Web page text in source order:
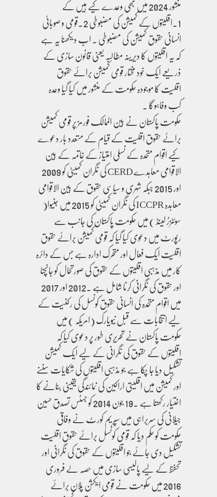
منشور 2024 میں بھی وعدے کیے ہیں کے
1.اقلیتوں کے کمیشن کی مضبوطی 2.قومی و صوبائی
انسانی حقوق کمیشن کی مضبوطی ۔ اب دیکھنا یہ ہے
کہ یہ اقلیتوں کا دیرینہ مطالبہ یعنی قانون سازی کے
ذریعے ایک خود مختار قومی کمیشن برائے حقوق
اقلیت کا موجودہ حکومت کے منشور میں کیا گیا وعدہ
کب وفاہوگا ۔
حکومت پاکستان نے بین الممالک فورمز پر قومی کمیشن
برائے حقوق اقلیت کے قیام کے متعدد بار دعوے
کیے اقوام متحدہ کے نسلی امتیاز کے خاتمہ کے بین
الاقوامی معاہدے CERD کی نگران کمیٹی کو 2009
اور 2015 جبکہ شہری و سیاسی حقوق کے بین الاقوامی
معاہدہ ICCPR کی نگران کمیٹی کو 2015 میں جنیوا(
سوئٹزڑ لینڈ ) میں حکومت پاکستان کی جانب سے
رپورٹ میں دعوی کیا گیا کہ قومی کمیشن برائے حقوق
اقلیت ایک فعال اور متحرک ادارہ ہے جس کے دائرہ
کار میں مذہبی اقلیتوں کے حقوق کی صورتحال کو جانچنا
اور حقوق کی نگرانی کرنا شامل ہے ۔2012 اور 2017
میں اقوام متحدہ کی انسانی حقوق کونسل کی رکنیت کے
لیے انتخابات سے قبل نیویارک (امریکہ ) میں
حکومت پاکستان نے تحریری طور پر دعوی کیا کہ
اقلیتوں کے حقوق کی نگرانی کے لیے ایک کمیشن
تشکیل دیا جا چکا ہے جو مذہبی اقلیتوں کی شکایات سننے
اور کمیشن میں اقلیتی اراکین کی نمائندگی یقینی بنانے کا
اختیار رکھتا ہے .19 جون 2014 کو جسٹس تصدق حسین
جیلانی کی سربراہی میں سپریم کورٹ نے وفاقی
حکومت کو حکم دیا کہ قومی کونسل برائے حقوق اقلیت
تشکیل دی جائے جو اقلیتوں کے حقوق کی نگرانی اور
تحفظ کے لیے پالیسی سازی میں حصہ لے فروری
2016 میں حکومت نے قومی ایکشن پلان برائے